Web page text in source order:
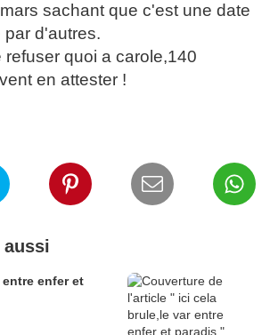
sachant que c'est une date
d'autres.
refuser quoi a carole,140
en attester !
aussi
enfer et